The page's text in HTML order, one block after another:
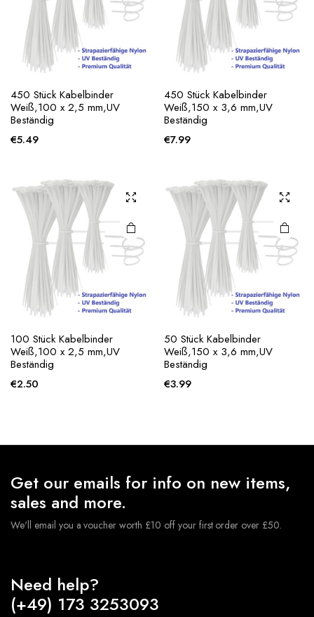
450 Stück Kabelbinder
Weiß,100 x 2,5 mm,UV
Beständig
€5.49
450 Stück Kabelbinder
Weiß,150 x 3,6 mm,UV
Beständig
€7.99
100 Stück Kabelbinder
Weiß,100 x 2,5 mm,UV
Beständig
€2.50
50 Stück Kabelbinder
Weiß,150 x 3,6 mm,UV
Beständig
€3.99
Get our emails for info on new items,
sales and more.
We'll email you a voucher worth £10 off your first order over £50.
Need help?
(+49) 173 3253093